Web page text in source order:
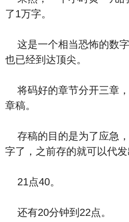
了1万字。
这是一个相当恐怖的数字
也已经到达顶尖。
将码好的章节分开三章
章稿。
存稿的目的是为了应急
字了，之前存的就可以代发
21点40。
还有20分钟到22点。